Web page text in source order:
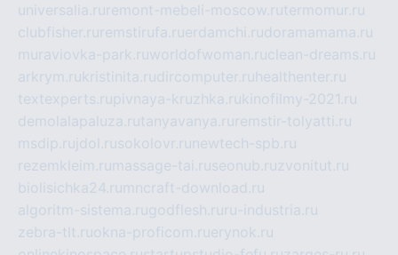
universalia.ru remont-mebeli-moscow.rutermomur.ru
clubfisher.ru remstirufa.ruerdamchi.rudoramamama.ru
muraviovka-park.ruworldofwoman.ruclean-dreams.ru
arkrym.rukristinita.rudircomputer.ru healthenter.ru
textexperts.rupivnaya-kruzhka.rukinofilmy-2021.ru
demolalapaluza.rutanyavanya.ru remstir-tolyatti.ru
msdip.ru jdol.rusokolovr.ru newtech-spb.ru
rezemkleim.ru massage-tai.ruseonub.ruzvonitut.ru
biolisichka24.ru mncraft-download.ru
algoritm-sistema.rugodflesh.ru ru-industria.ru
zebra-tlt.ruokna-proficom.ruerynok.ru